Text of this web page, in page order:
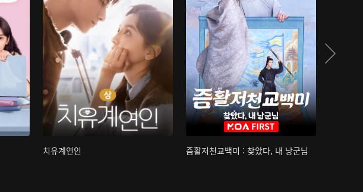
치유계연인 즘활저천교백미 : 찾았다, 내 낭군님